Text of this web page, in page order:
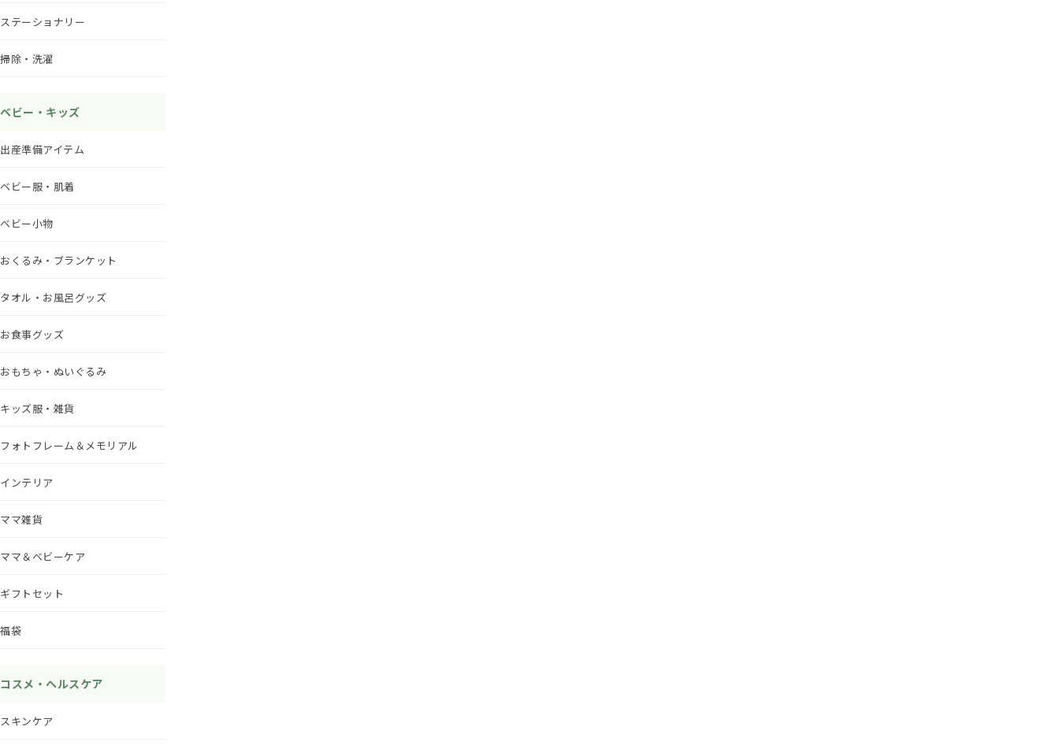
ステーショナリー
掃除・洗濯
ベビー・キッズ
出産準備アイテム
ベビー服・肌着
ベビー小物
おくるみ・ブランケット
タオル・お風呂グッズ
お食事グッズ
おもちゃ・ぬいぐるみ
キッズ服・雑貨
フォトフレーム＆メモリアル
インテリア
ママ雑貨
ママ＆ベビーケア
ギフトセット
福袋
コスメ・ヘルスケア
スキンケア